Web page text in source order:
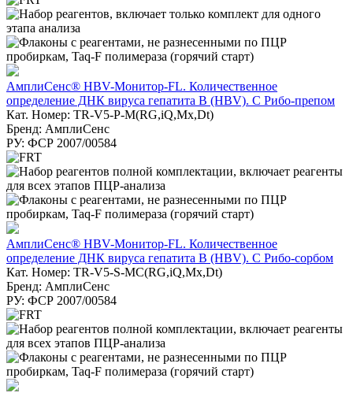
АмплиСенс® HBV-Монитор-FL. Количественное
определение ДНК вируса гепатита В (HBV). С Рибо-препом
Кат. Номер: TR-V5-Р-M(RG,iQ,Мх,Dt)
Бренд: АмплиСенс
РУ: ФСР 2007/00584
АмплиСенс® HBV-Монитор-FL. Количественное
определение ДНК вируса гепатита В (HBV). С Рибо-сорбом
Кат. Номер: TR-V5-S-MC(RG,iQ,Мх,Dt)
Бренд: АмплиСенс
РУ: ФСР 2007/00584